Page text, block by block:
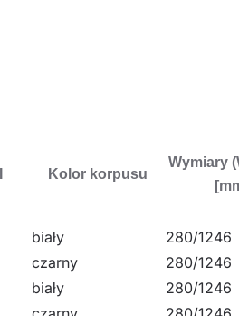
Kolor korpusu
Wymiary
biały 280/1246
czarny 280/1246
biały 280/1246